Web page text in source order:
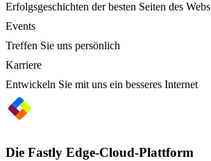
Erfolgsgeschichten der besten Seiten des Webs
Events
Treffen Sie uns persönlich
Karriere
Entwickeln Sie mit uns ein besseres Internet
Die Fastly Edge-Cloud-Plattform